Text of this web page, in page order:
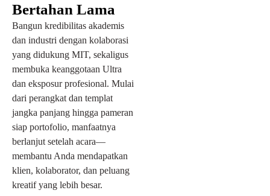
Bertahan Lama
Bangun kredibilitas akademis
dan industri dengan kolaborasi
yang didukung MIT, sekaligus
membuka keanggotaan Ultra
dan eksposur profesional. Mulai
dari perangkat dan templat
jangka panjang hingga pameran
siap portofolio, manfaatnya
berlanjut setelah acara—
membantu Anda mendapatkan
klien, kolaborator, dan peluang
kreatif yang lebih besar.